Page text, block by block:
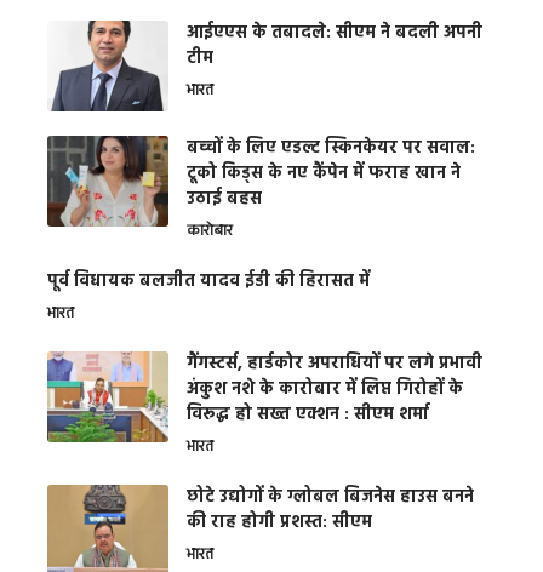
आईएएस के तबादले: सीएम ने बदली अपनी
टीम
भारत
बच्चों के लिए एडल्ट स्किनकेयर पर सवाल:
टूको किड्स के नए कैंपेन में फराह खान ने
उठाई बहस
कारोबार
पूर्व विधायक बलजीत यादव ईडी की हिरासत में
भारत
गैंगस्टर्स, हार्डकोर अपराधियों पर लगे प्रभावी
अंकुश नशे के कारोबार में लिप्त गिरोहों के
विरूद्ध हो सख्त एक्शन : सीएम शर्मा
भारत
छोटे उद्योगों के ग्लोबल बिजनेस हाउस बनने
की राह होगी प्रशस्त: सीएम
भारत